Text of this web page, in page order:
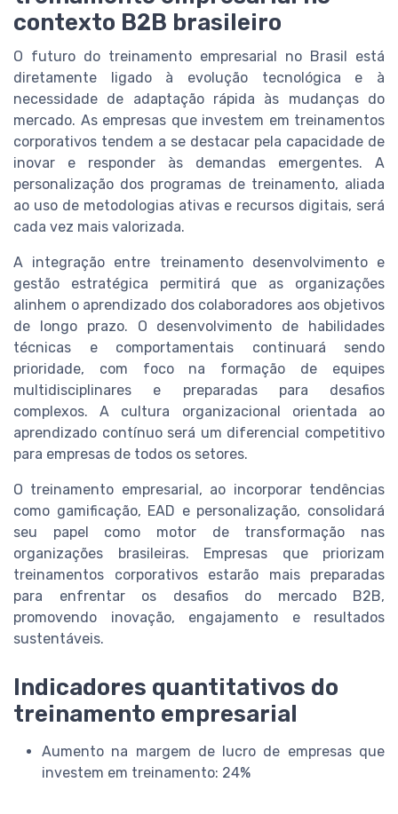
contexto B2B brasileiro
O futuro do treinamento empresarial no Brasil está
diretamente ligado à evolução tecnológica e à
necessidade de adaptação rápida às mudanças do
mercado. As empresas que investem em treinamentos
corporativos tendem a se destacar pela capacidade de
inovar e responder às demandas emergentes. A
personalização dos programas de treinamento, aliada
ao uso de metodologias ativas e recursos digitais, será
cada vez mais valorizada.
A integração entre treinamento desenvolvimento e
gestão estratégica permitirá que as organizações
alinhem o aprendizado dos colaboradores aos objetivos
de longo prazo. O desenvolvimento de habilidades
técnicas e comportamentais continuará sendo
prioridade, com foco na formação de equipes
multidisciplinares e preparadas para desafios
complexos. A cultura organizacional orientada ao
aprendizado contínuo será um diferencial competitivo
para empresas de todos os setores.
O treinamento empresarial, ao incorporar tendências
como gamificação, EAD e personalização, consolidará
seu papel como motor de transformação nas
organizações brasileiras. Empresas que priorizam
treinamentos corporativos estarão mais preparadas
para enfrentar os desafios do mercado B2B,
promovendo inovação, engajamento e resultados
sustentáveis.
Indicadores quantitativos do
treinamento empresarial
Aumento na margem de lucro de empresas que
investem em treinamento: 24%